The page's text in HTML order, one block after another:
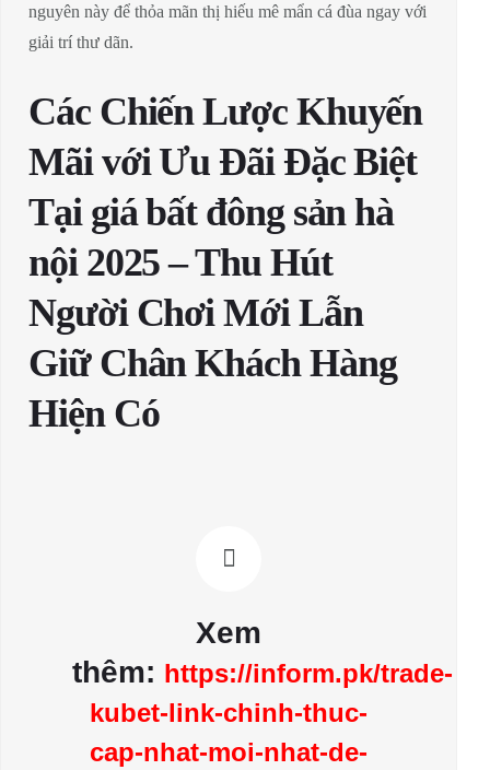
nguyên này để thỏa mãn thị hiếu mê mẩn cá đùa ngay với
giải trí thư dãn.
Các Chiến Lược Khuyến
Mãi với Ưu Đãi Đặc Biệt
Tại giá bất đông sản hà
nội 2025 – Thu Hút
Người Chơi Mới Lẫn
Giữ Chân Khách Hàng
Hiện Có
Xem
thêm: https://inform.pk/trade-
kubet-link-chinh-thuc-
cap-nhat-moi-nhat-de-